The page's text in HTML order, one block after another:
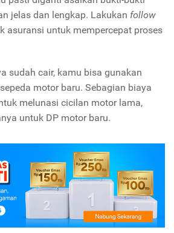
jelas dan lengkap. Lakukan follow
asuransi untuk mempercepat proses
sudah cair, kamu bisa gunakan
motor baru. Sebagian biaya
melunasi cicilan motor lama,
untuk DP motor baru.